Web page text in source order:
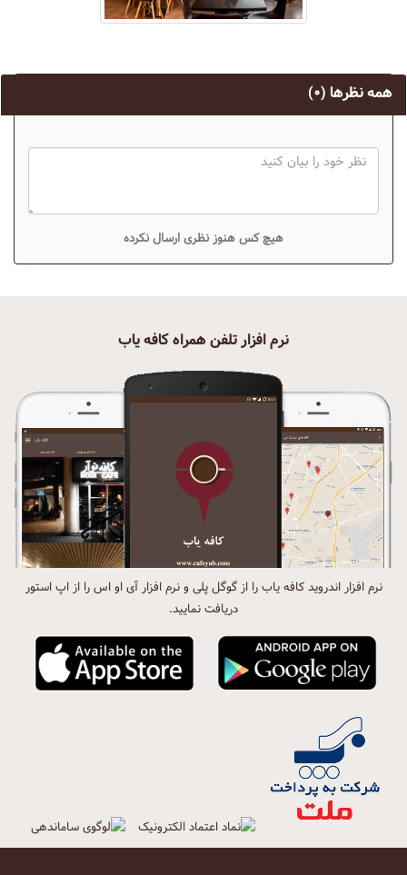
همه نظرها (۰)
هیچ کس هنوز نظری ارسال نکرده
نرم افزار تلفن همراه کافه یاب
نرم افزار اندروید کافه یاب را از گوگل پلی و نرم افزار آی او اس را از اپ استور
دریافت نمایید.